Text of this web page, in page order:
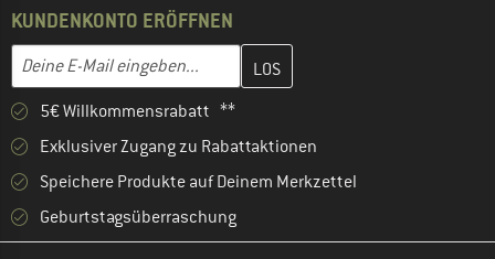
KUNDENKONTO ERÖFFNEN
E-Mail-Adresse
Gib hier deine E-Mail-Adresse ein und erstelle im nächsten
5€ Willkommensrabatt **
Exklusiver Zugang zu Rabattaktionen
Speichere Produkte auf Deinem Merkzettel
Geburtstagsüberraschung